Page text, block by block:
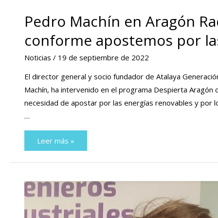
Pedro Machín en Aragón
conforme apostemos por
Noticias / 19 de septiembre de 2022
El director general y socio fundador de Atalaya
Machín, ha intervenido en el programa Despierta Aragón
necesidad de apostar por las energías renovables y por
…
Pedro
Machín
Aragón
Leer más »